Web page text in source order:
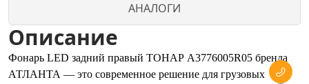
АНАЛОГИ
Описание
Фонарь LED задний правый ТОНАР A3776005R05 бренда
АТЛАНТА — это современное решение для грузовых